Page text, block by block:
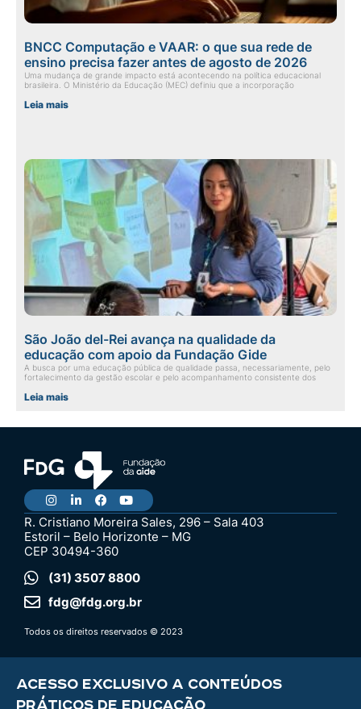
BNCC Computação e VAAR: o que sua rede de
ensino precisa fazer antes de agosto de 2026
Uma mudança de grande impacto está acontecendo na política educacional
brasileira. O Ministério da Educação (MEC) definiu que a incorporação
Leia mais
São João del-Rei avança na qualidade da
educação com apoio da Fundação Gide
A busca por uma educação pública de qualidade passa, necessariamente, pelo
fortalecimento da gestão escolar e pelo acompanhamento consistente dos
Leia mais
R. Cristiano Moreira Sales, 296 – Sala 403
Estoril – Belo Horizonte – MG
CEP 30494-360
(31) 3507 8800
fdg@fdg.org.br
Todos os direitos reservados © 2023
ACESSO EXCLUSIVO A CONTEÚDOS
PRÁTICOS DE EDUCAÇÃO